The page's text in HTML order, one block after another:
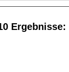
Ergebnisse: